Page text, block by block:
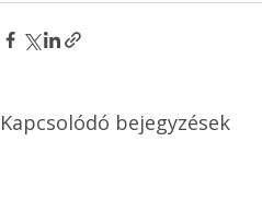
Kapcsolódó bejegyzések